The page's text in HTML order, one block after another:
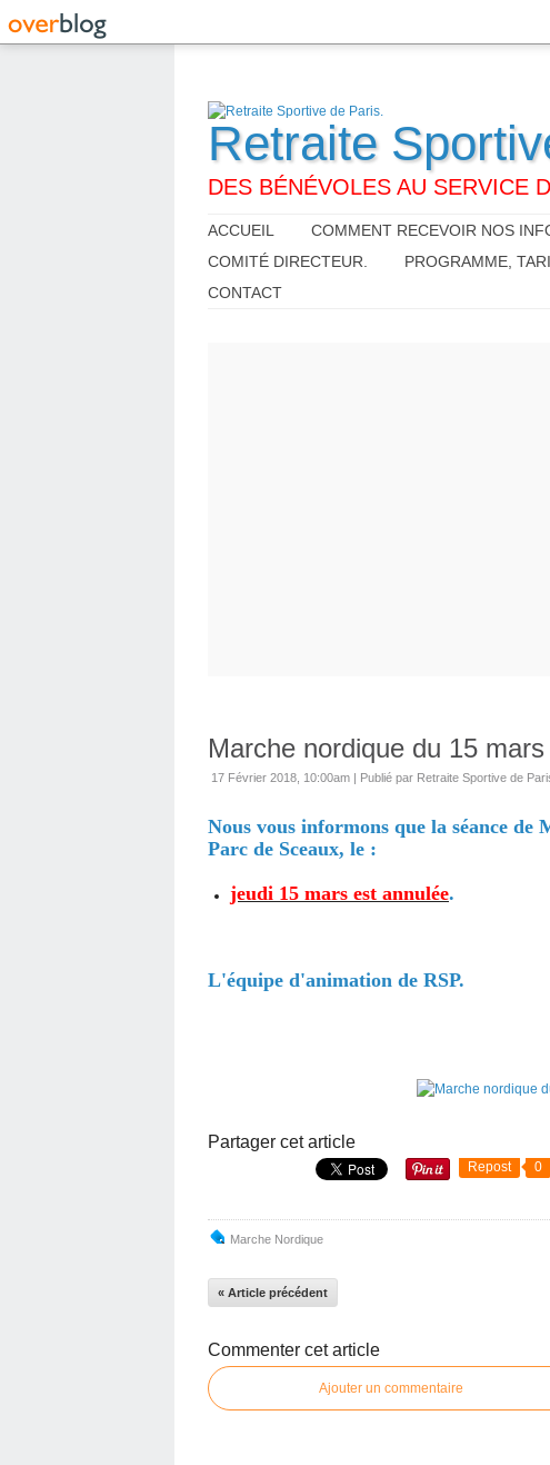
Retraite
DES BÉNÉVOLES AU SERVICE
ACCUEIL COMMENT RECEVOIR NOS
COMITÉ DIRECTEUR.
PROGRAMME,
CONTACT
Marche nordique du 15
17 Février 2018, 10:00am | Publié par Retraite Sportive de
Nous vous informons que la séance
Parc de Sceaux, le :
jeudi 15 mars est annulée.
L'équipe d'animation de RSP.
Partager cet article
Repost 0
Marche Nordique
« Article précédent
Commenter cet article
Ajouter un commentaire